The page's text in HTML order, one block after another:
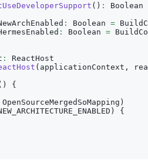
( ) :
Boolean
: Boolean =
: Boolean =
:
ReactHost
( applicationContext ,
)
{
OpenSourceMergedSoMapping )
)
{